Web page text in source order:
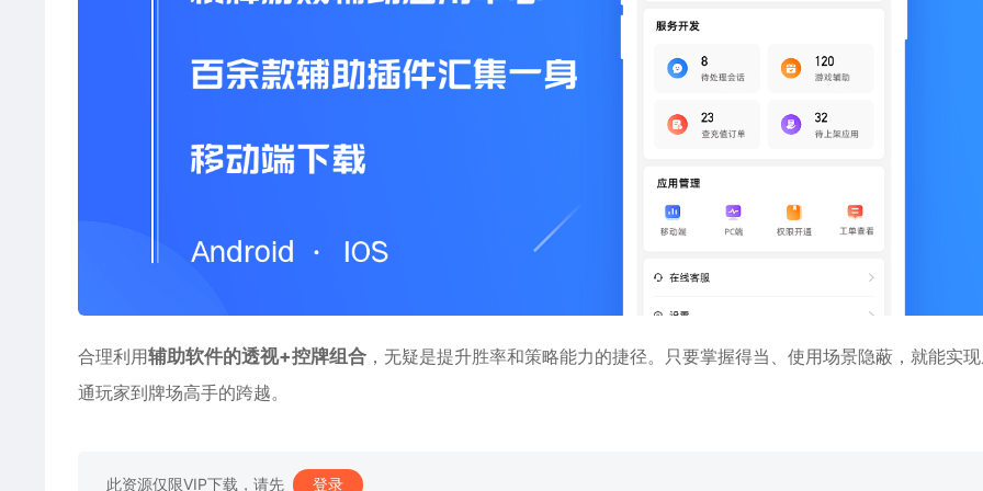
合理利用辅助软件的透视+控牌组合 ，无疑是提升胜率和策略能力的捷径。只要掌握得当、使用场景隐蔽，就能实
通玩家到牌场高手的跨越。
此资源仅限VIP下载，请先 登录